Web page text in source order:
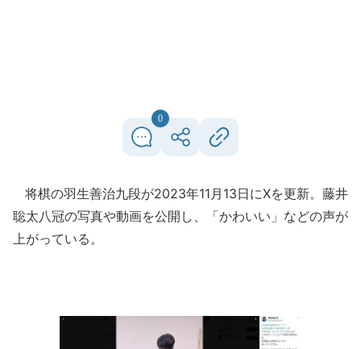
0
将棋の羽生善治九段が2023年11月13日にXを更新。藤井
聡太八冠の写真や動画を公開し、「かわいい」などの声が
上がっている。